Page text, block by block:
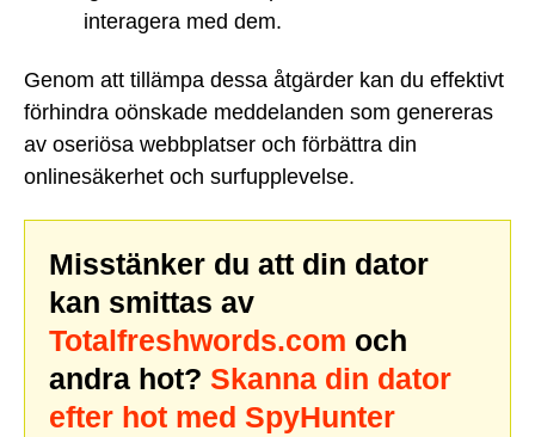
interagera med dem.
Genom att tillämpa dessa åtgärder kan du effektivt
förhindra oönskade meddelanden som genereras
av oseriösa webbplatser och förbättra din
onlinesäkerhet och surfupplevelse.
Misstänker du att din dator
kan smittas av
Totalfreshwords.com och
andra hot? Skanna din dator
efter hot med SpyHunter